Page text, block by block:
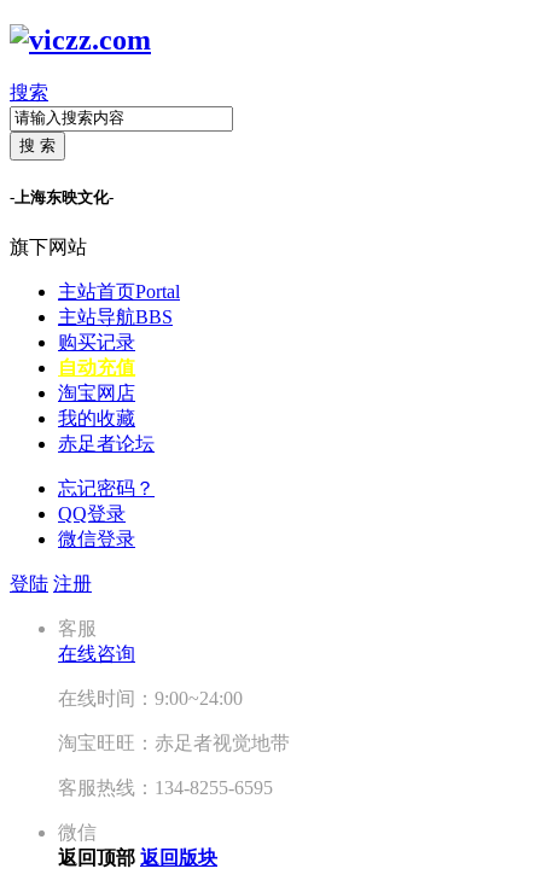
搜索
搜 索
-上海东映文化-
旗下网站
主站首页Portal
主站导航BBS
购买记录
自动充值
淘宝网店
我的收藏
赤足者论坛
忘记密码？
QQ登录
微信登录
登陆 注册
客服
在线咨询
在线时间：9:00~24:00
淘宝旺旺：赤足者视觉地带
客服热线：134-8255-6595
微信
返回顶部 返回版块